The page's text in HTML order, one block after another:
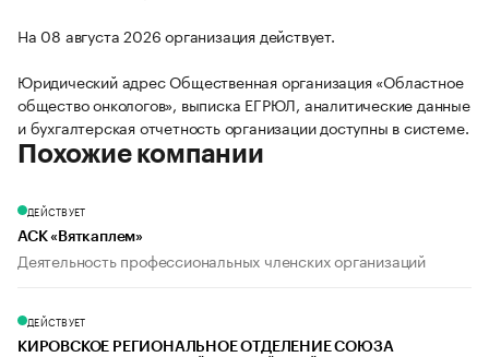
На 08 августа 2026 организация действует.
Юридический адрес Общественная организация «Областное
общество онкологов», выписка ЕГРЮЛ, аналитические данные
и бухгалтерская отчетность организации доступны в системе.
Похожие компании
ДЕЙСТВУЕТ
АСК «Вяткаплем»
Деятельность профессиональных членских организаций
ДЕЙСТВУЕТ
КИРОВСКОЕ РЕГИОНАЛЬНОЕ ОТДЕЛЕНИЕ СОЮЗА